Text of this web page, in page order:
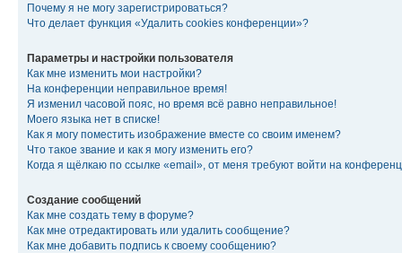
Почему я не могу зарегистрироваться?
Что делает функция «Удалить cookies конференции»?
Параметры и настройки пользователя
Как мне изменить мои настройки?
На конференции неправильное время!
Я изменил часовой пояс, но время всё равно неправильное!
Моего языка нет в списке!
Как я могу поместить изображение вместе со своим именем?
Что такое звание и как я могу изменить его?
Когда я щёлкаю по ссылке «email», от меня требуют войти на
Создание сообщений
Как мне создать тему в форуме?
Как мне отредактировать или удалить сообщение?
Как мне добавить подпись к своему сообщению?